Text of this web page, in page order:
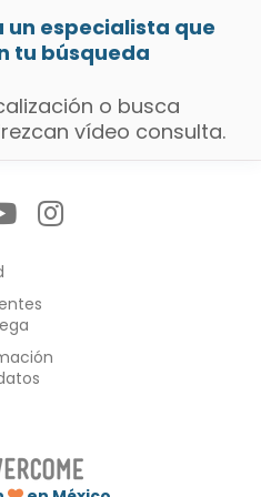
un especialista que
tu búsqueda
o busca
vídeo consulta.